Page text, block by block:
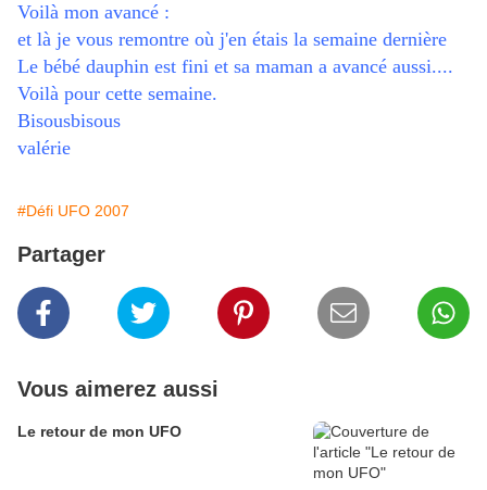
Voilà mon avancé :
et là je vous remontre où j'en étais la semaine dernière
Le bébé dauphin est fini et sa maman a avancé aussi....
Voilà pour cette semaine.
Bisousbisous
valérie
#Défi UFO 2007
Partager
Vous aimerez aussi
Le retour de mon UFO